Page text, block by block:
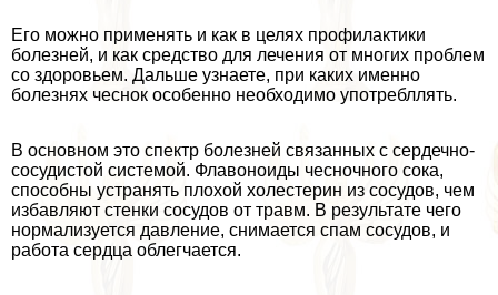
Его можно применять и как в целях профилактики
болезней, и как средство для лечения от многих проблем
со здоровьем. Дальше узнаете, при каких именно
болезнях чеснок особенно необходимо употрeбллять.
В основном это спектр болезней связанных с сердечно-
сосудистой системой. Флавоноиды чесночного сока,
способны устранять плохой холестерин из сосудов, чем
избавляют стенки сосудов от травм. В результате чего
нормализуется давление, снимается спам сосудов, и
работа сердца облегчается.